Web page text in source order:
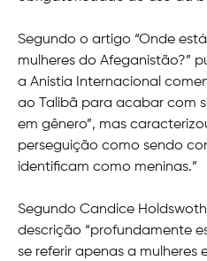
Segundo o artigo “Onde
mulheres do Afeganistão?”
a Anistia Internacional
ao Talibã para acabar com
em gênero”, mas
perseguição como sendo
identificam como meninas.”
Segundo Candice
descrição “profundamente
se referir apenas a mulheres